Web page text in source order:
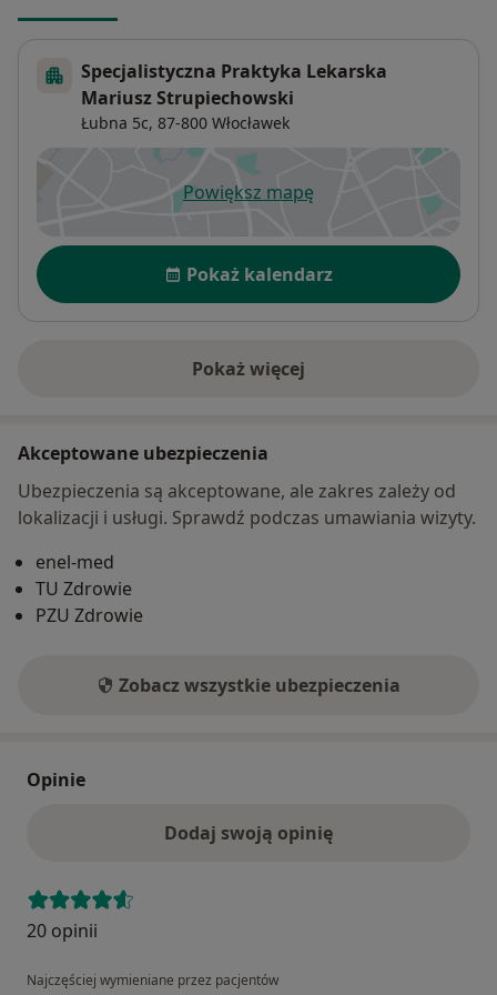
Specjalistyczna Praktyka Lekarska
Mariusz Strupiechowski
Łubna 5c, 87-800 Włocławek
Powiększ mapęotwiera się w nowej karcie
Dostępność
Pokaż kalendarz
Pokaż więcej
o adresie
Akceptowane ubezpieczenia
Ubezpieczenia są akceptowane, ale zakres zależy od
lokalizacji i usługi. Sprawdź podczas umawiania wizyty.
enel-med
TU Zdrowie
PZU Zdrowie
Zobacz wszystkie ubezpieczenia
Opinie
Dodaj swoją opinię
20 opinii
Najczęściej wymieniane przez pacjentów